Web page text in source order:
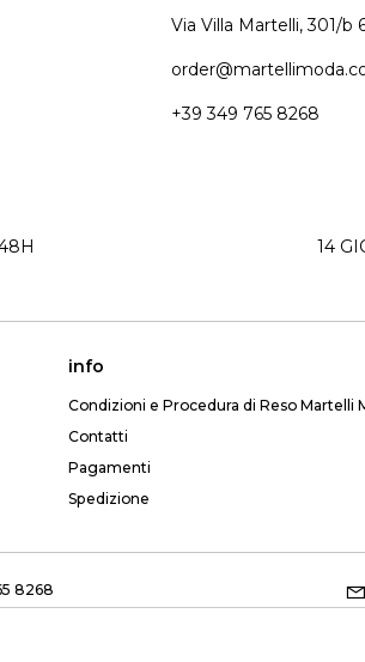
Via Villa Martelli, 301/b
+39 349 765 8268
14
info
Condizioni e Procedura di Reso Martelli
Contatti
Pagamenti
Spedizione
8268